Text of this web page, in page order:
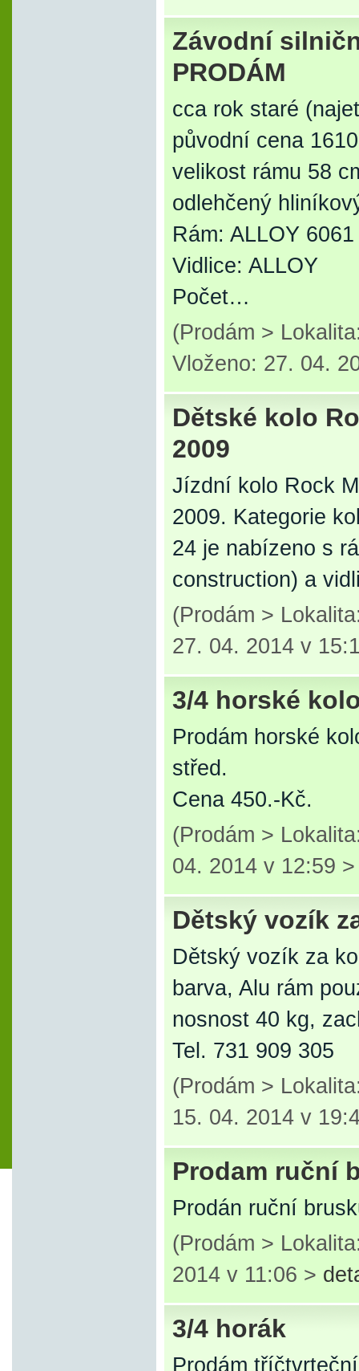
Závodní
PRODÁM
cca rok staré
původní cena
velikost rámu 58
odlehčený
Rám: ALLOY
Vidlice: ALLOY
Počet…
(Prodám >
Vloženo: 27. 04.
Dětské kolo
2009
Jízdní kolo Rock
2009. Kategorie
24 je nabízeno s
construction) a
(Prodám >
27. 04. 2014 v
3/4 horské
Prodám horské
střed.
Cena 450.-Kč.
(Prodám >
04. 2014 v 12:59
Dětský vozík
Dětský vozík za
barva, Alu rám
nosnost 40 kg,
Tel. 731 909 305
(Prodám >
15. 04. 2014 v
Prodam ruční
Prodán ruční
(Prodám >
2014 v 11:06 >
3/4 horák
Prodám